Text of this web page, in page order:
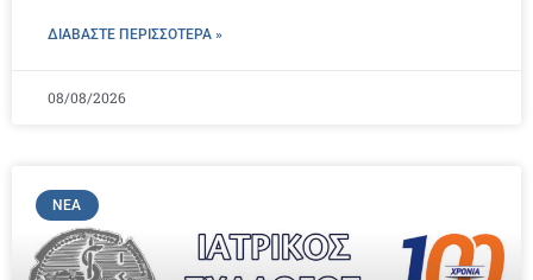
ΔΙΑΒΑΣΤΕ ΠΕΡΙΣΣΌΤΕΡΑ »
08/08/2026
ΝΈΑ